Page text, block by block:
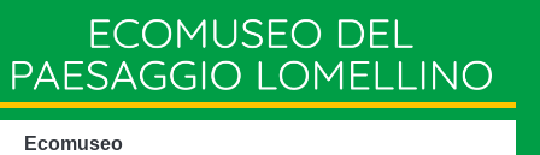
Ecomuseo